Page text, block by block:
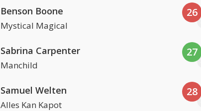
Benson Boone
Mystical Magical
Sabrina Carpenter
Manchild
Samuel Welten
Alles Kan Kapot
26
27
28